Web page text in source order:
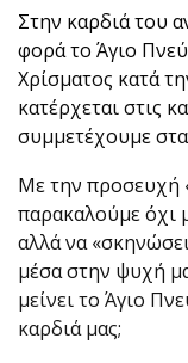
Στην καρδιά του
φορά το Άγιο
Χρίσματος κατά
κατέρχεται στις
συμμετέχουμε
Με την προσευχή
παρακαλούμε όχι
αλλά να
μέσα στην ψυχή
μείνει το Άγιο
καρδιά μας;